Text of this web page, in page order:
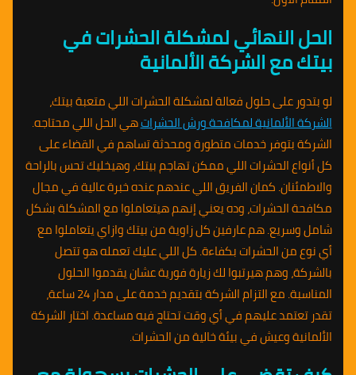
الحل النهائي لمشكلة الحشرات في
بيتك مع الشركة الألمانية
لو بتدور على حلول فعالة لمشكلة الحشرات اللي متعبة بيتك،
الشركة الألمانية لمكافحة ورش الحشراتهي الحل اللي محتاجه.
الشركة بتوفر خدمات متطورة ومحدثة تساهم في القضاء على
كل أنواع الحشرات اللي ممكن تهاجم بيتك، وهيخليك تحس بالراحة
والاطمئنان. كمان الفريق اللي عندهم عنده خبرة عالية في مجال
مكافحة الحشرات، وده يعني إنهم هيتعاملوا مع المشكلة بشكل
شامل وسريع. هم عارفين كل زاوية من بيتك وازاي يتعاملوا مع
أي نوع من الحشرات بكفاءة. كل اللي عليك تعمله هو تتصل
بالشركة، وهم هيرتبوا لك زيارة فورية عشان يقدموا الحلول
المناسبة. مع التزام الشركة بتقديم خدمة على مدار 24 ساعة،
تقدر تعتمد عليهم في أي وقت تحتاج فيه مساعدة. اختار الشركة
الألمانية وعيش في بيئة خالية من الحشرات.